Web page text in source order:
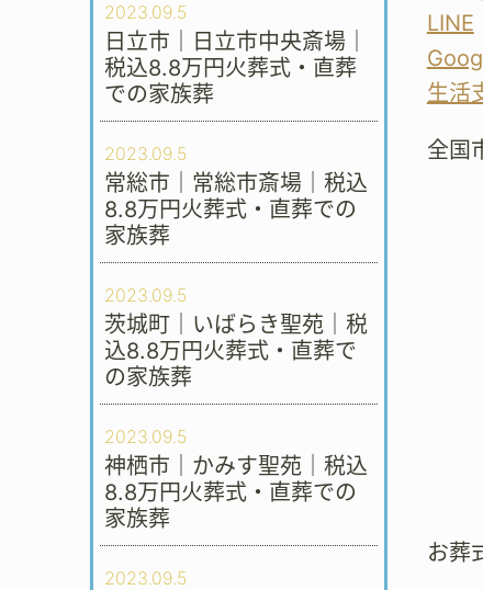
2023.09.5
日立市｜日立市中央斎場｜
税込8.8万円火葬式・直葬
での家族葬
2023.09.5
常総市｜常総市斎場｜税込
8.8万円火葬式・直葬での
家族葬
2023.09.5
茨城町｜いばらき聖苑｜税
込8.8万円火葬式・直葬で
の家族葬
2023.09.5
神栖市｜かみす聖苑｜税込
8.8万円火葬式・直葬での
家族葬
2023.09.5
LINE
生活
全国
お葬